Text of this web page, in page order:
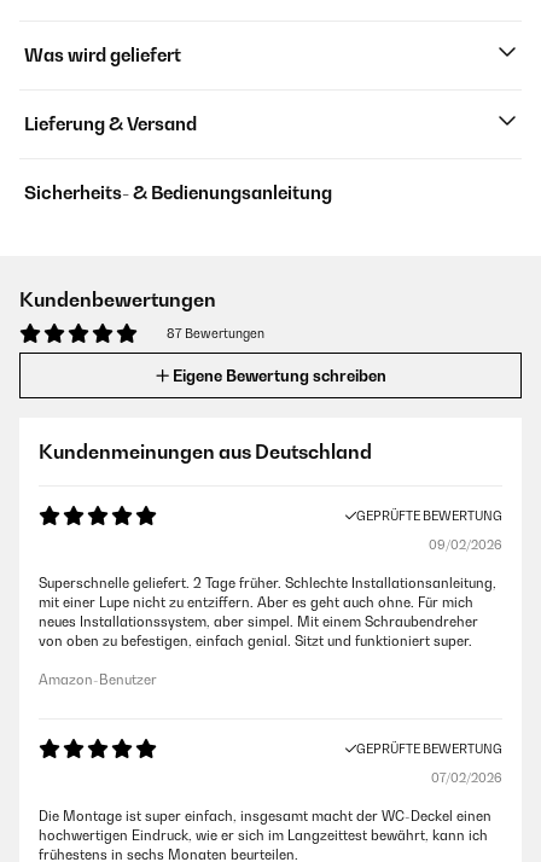
Was wird geliefert
Lieferung & Versand
Sicherheits- & Bedienungsanleitung
Kundenbewertungen
87 Bewertungen
Eigene Bewertung schreiben
Kundenmeinungen aus Deutschland
GEPRÜFTE BEWERTUNG
09/02/2026
Superschnelle geliefert. 2 Tage früher. Schlechte Installationsanleitung,
mit einer Lupe nicht zu entziffern. Aber es geht auch ohne. Für mich
neues Installationssystem, aber simpel. Mit einem Schraubendreher
von oben zu befestigen, einfach genial. Sitzt und funktioniert super.
Amazon-Benutzer
GEPRÜFTE BEWERTUNG
07/02/2026
Die Montage ist super einfach, insgesamt macht der WC-Deckel einen
hochwertigen Eindruck, wie er sich im Langzeittest bewährt, kann ich
frühestens in sechs Monaten beurteilen.